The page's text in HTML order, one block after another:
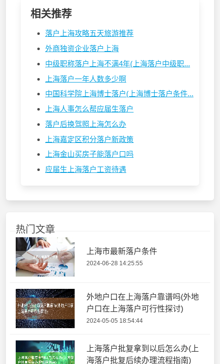
相关推荐
落户上海攻略五天旅游推荐
外商独资企业落户上海
中级职称落户上海不满4年(上海落户中级职...
上海落户一年人数多少啊
中国科学院上海博士落户(上海博士落户条件...
上海人事怎么帮应届生落户
落户后换驾照上海怎么办
上海嘉定区积分落户新政策
上海金山买房子能落户口吗
应届生上海落户工资待遇
热门文章
上海市最新落户条件
2024-06-28 14:25:55
外地户口在上海落户靠谱吗(外地
户口在上海落户可行性探讨)
2024-05-05 18:54:44
上海落户批复拿到以后怎么办(上
海落户批复后续办理流程指南)